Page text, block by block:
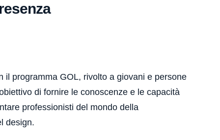
il programma GOL, rivolto a giovani e persone
di fornire le conoscenze e le capacità
professionisti del mondo della
design.